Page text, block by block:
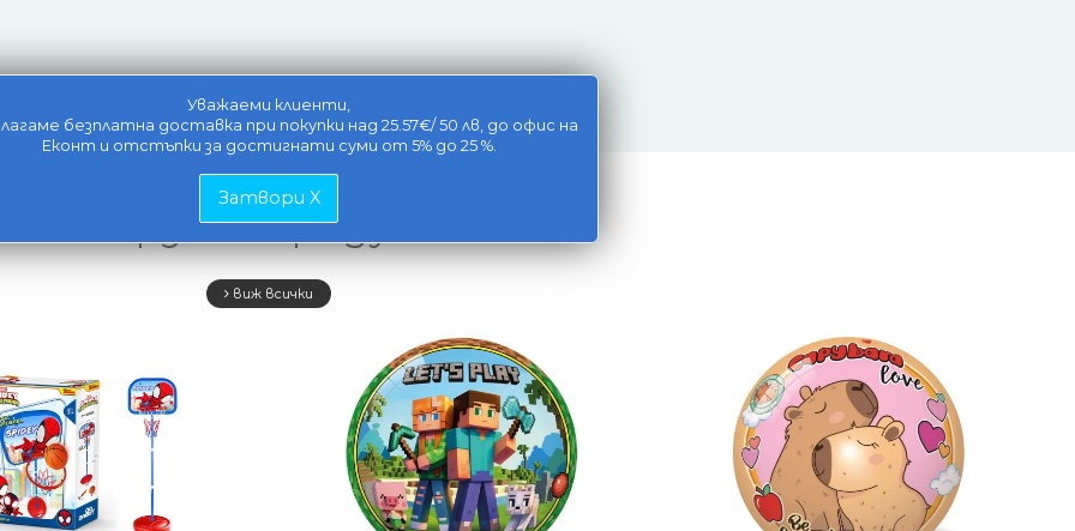
Уважаеми клиенти,
безплатна доставка при покупки над 25.57€/ 50 лв, до офис на
Еконт и отстъпки за достигнати суми от 5% до 25 %.
Затвори X
Свързани продукти
виж всички